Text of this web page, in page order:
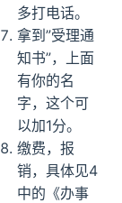
多打电话。
拿到”受理通
知书”，上面
有你的名
字，这个可
以加1分。
缴费，报
销，具体见4
中的《办事